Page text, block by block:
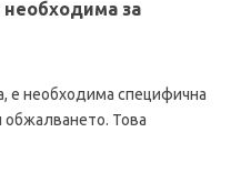
за
е необходима специфична
обжалването. Това